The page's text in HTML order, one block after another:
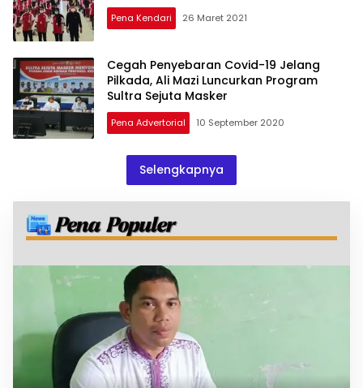
Pena Kendari 26 Maret 2021
Cegah Penyebaran Covid-19 Jelang
Pilkada, Ali Mazi Luncurkan Program
Sultra Sejuta Masker
Pena Advertorial 10 September 2020
Selengkapnya